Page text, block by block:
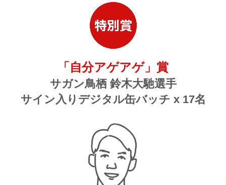
「自分アゲアゲ」賞
サガン鳥栖 鈴木大馳選手
サイン入りデジタル缶バッチ x 17名